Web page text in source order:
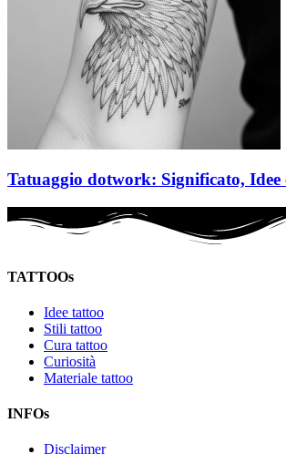
Tatuaggio dotwork: Significato, Idee
TATTOOs
Idee tattoo
Stili tattoo
Cura tattoo
Curiosità
Materiale tattoo
INFOs
Disclaimer